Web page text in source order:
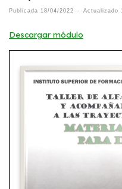
Publicada 18/04/2022 - Actualizado
Descargar módulo